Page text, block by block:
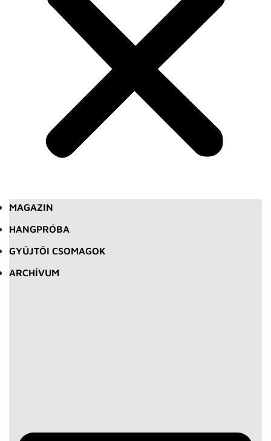
MAGAZIN
HANGPRÓBA
GYŰJTŐI CSOMAGOK
ARCHÍVUM